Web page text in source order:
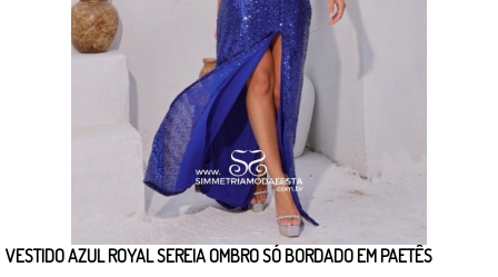
VESTIDO AZUL ROYAL SEREIA OMBRO SÓ BORDADO EM PAETÊS